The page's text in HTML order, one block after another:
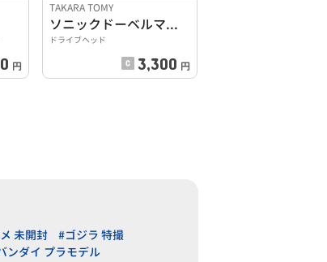
円
TAKARA TOMY
ソニックドーベルマンジョン
ドライブヘッド
3,300 円
未開封
#ゴジラ 特撮
ンダイ プラモデル